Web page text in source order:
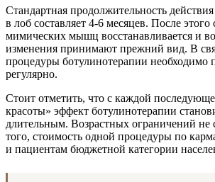
Стандартная продолжительность
в лоб составляет 4-6 месяцев. После
мимических мышц восстанавливается и
изменения принимают прежний вид. В
процедуры ботулинотерапии необходимо
регулярно.
Стоит отметить, что с каждой
красоты» эффект ботулинотерапии
длительным. Возрастных ограничений не
того, стоимость одной процедуры по
и пациентам бюджетной категории